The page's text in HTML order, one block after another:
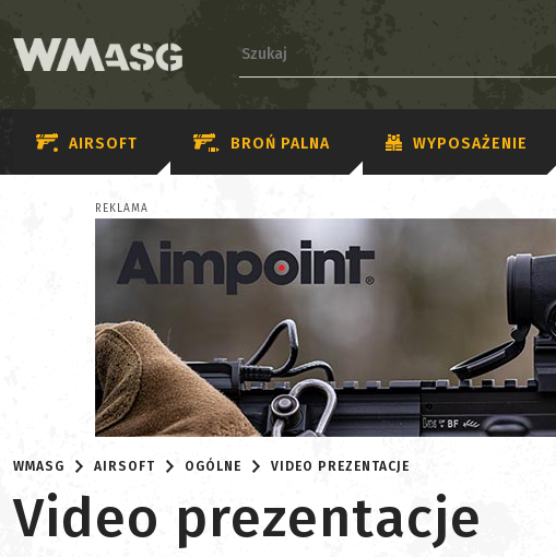
AIRSOFT BROŃ PALNA WYPOSAŻENIE
REKLAMA
WMASG AIRSOFT OGÓLNE VIDEO PREZENTACJE
Video prezentacje